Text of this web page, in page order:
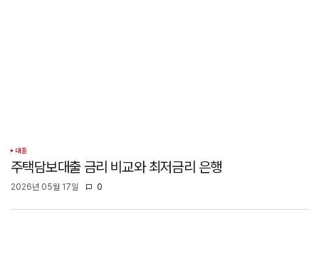
대출
주택담보대출 금리 비교와 최저금리 은행
2026년 05월 17일 0